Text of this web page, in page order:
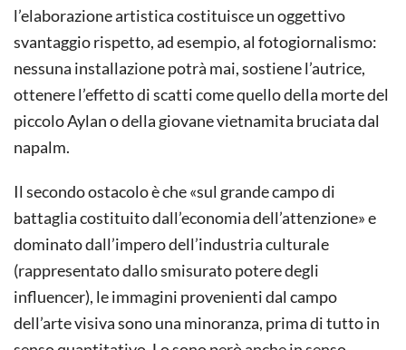
l’elaborazione artistica costituisce un oggettivo
svantaggio rispetto, ad esempio, al fotogiornalismo:
nessuna installazione potrà mai, sostiene l’autrice,
ottenere l’effetto di scatti come quello della morte del
piccolo Aylan o della giovane vietnamita bruciata dal
napalm.
Il secondo ostacolo è che «sul grande campo di
battaglia costituito dall’economia dell’attenzione» e
dominato dall’impero dell’industria culturale
(rappresentato dallo smisurato potere degli
influencer), le immagini provenienti dal campo
dell’arte visiva sono una minoranza, prima di tutto in